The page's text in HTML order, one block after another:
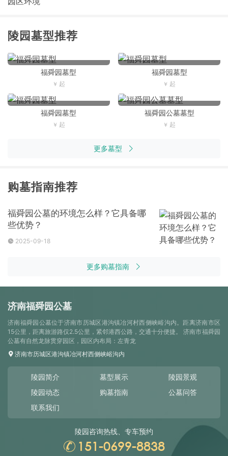
陵园墓型推荐
福舜园墓型 福舜园墓型
福舜园墓型 福舜园公墓墓型
更多墓型
购墓指南推荐
福舜园公墓的环境怎么样？它具备哪
些优势？
2025-09-18
更多购墓指南
济南福舜园公墓
济南福舜园公墓位于济南市历城区港沟镇冶河村西侧峡峪沟内。距离济南市区
15公里，距离旅游路仅2.5公里，紧邻港西公路，交通十分便捷。 济南市福舜园
公墓有自然龙脉贯穿园区，园区内布局：左青龙
济南市历城区港沟镇冶河村西侧峡峪沟内
陵园简介 墓型展示
陵园景观
陵园动态
购墓指南
公墓问答
联系我们
陵园咨询热线、专车预约
151-0699-8838